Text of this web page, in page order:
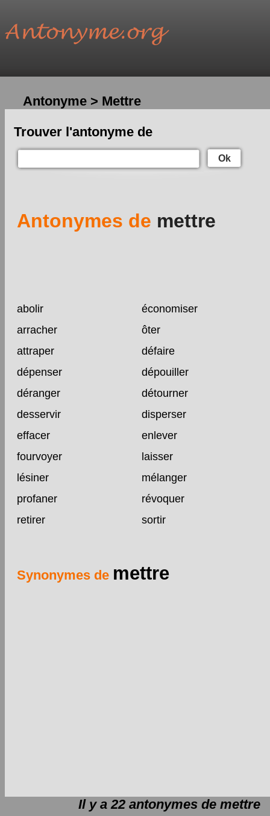
Antonyme > Mettre
Trouver l'antonyme de
Ok
Antonymes de mettre
abolir
économiser
arracher
ôter
attraper
défaire
dépenser
dépouiller
déranger
détourner
desservir
disperser
effacer
enlever
fourvoyer
laisser
lésiner
mélanger
profaner
révoquer
retirer
sortir
Synonymes de mettre
Il y a 22 antonymes de mettre